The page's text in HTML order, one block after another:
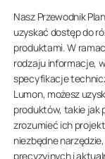
Nasz Przewodnik
uzyskać dostęp do
produktami. W
rodzaju informacje,
specyfikacje
Lumon, możesz
produktów, takie jak
zrozumieć ich
niezbędne
precyzyjnych i